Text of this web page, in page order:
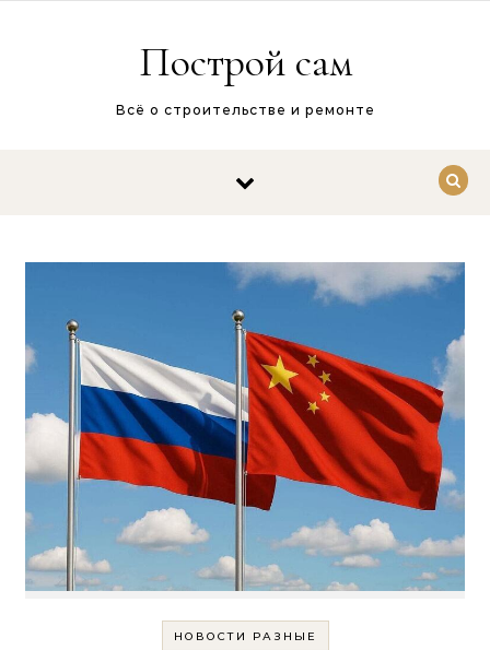
Построй сам
Всё о строительстве и ремонте
НОВОСТИ РАЗНЫЕ